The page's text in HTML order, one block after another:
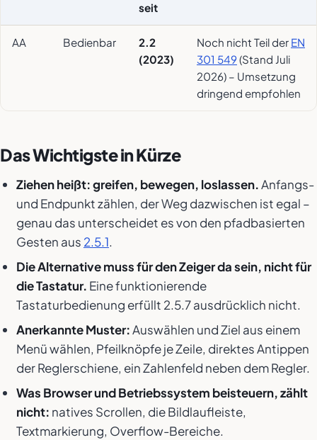
seit
AA Bedienbar
2.2
(2023)
Noch nicht Teil der EN
301 549(Stand Juli
2026) – Umsetzung
dringend empfohlen
Das Wichtigste in Kürze
Ziehen heißt: greifen, bewegen, loslassen.Anfangs-
und Endpunkt zählen, der Weg dazwischen ist egal –
genau das unterscheidet es von den pfadbasierten
Gesten aus 2.5.1.
Die Alternative muss für den Zeiger da sein, nicht für
die Tastatur. Eine funktionierende
Tastaturbedienung erfüllt 2.5.7 ausdrücklich nicht.
Anerkannte Muster:Auswählen und Ziel aus einem
Menü wählen, Pfeilknöpfe je Zeile, direktes Antippen
der Reglerschiene, ein Zahlenfeld neben dem Regler.
Was Browser und Betriebssystem beisteuern, zählt
nicht: natives Scrollen, die Bildlaufleiste,
Textmarkierung, Overflow-Bereiche.